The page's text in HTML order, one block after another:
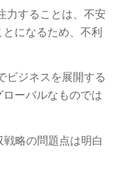
力することは、不安
になるため、不利
ビジネスを展開する
ーバルなものでは
略の問題点は明白